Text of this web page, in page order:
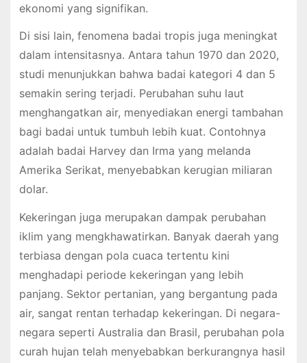
ekonomi yang signifikan.
Di sisi lain, fenomena badai tropis juga meningkat
dalam intensitasnya. Antara tahun 1970 dan 2020,
studi menunjukkan bahwa badai kategori 4 dan 5
semakin sering terjadi. Perubahan suhu laut
menghangatkan air, menyediakan energi tambahan
bagi badai untuk tumbuh lebih kuat. Contohnya
adalah badai Harvey dan Irma yang melanda
Amerika Serikat, menyebabkan kerugian miliaran
dolar.
Kekeringan juga merupakan dampak perubahan
iklim yang mengkhawatirkan. Banyak daerah yang
terbiasa dengan pola cuaca tertentu kini
menghadapi periode kekeringan yang lebih
panjang. Sektor pertanian, yang bergantung pada
air, sangat rentan terhadap kekeringan. Di negara-
negara seperti Australia dan Brasil, perubahan pola
curah hujan telah menyebabkan berkurangnya hasil